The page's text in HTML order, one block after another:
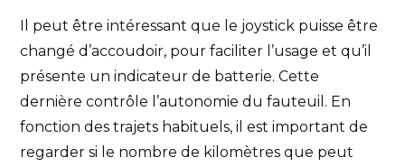
Il peut être intéressant que le joystick puisse être
changé d’accoudoir, pour faciliter l’usage et qu’il
présente un indicateur de batterie. Cette
dernière contrôle l’autonomie du fauteuil. En
fonction des trajets habituels, il est important de
regarder si le nombre de kilomètres que peut